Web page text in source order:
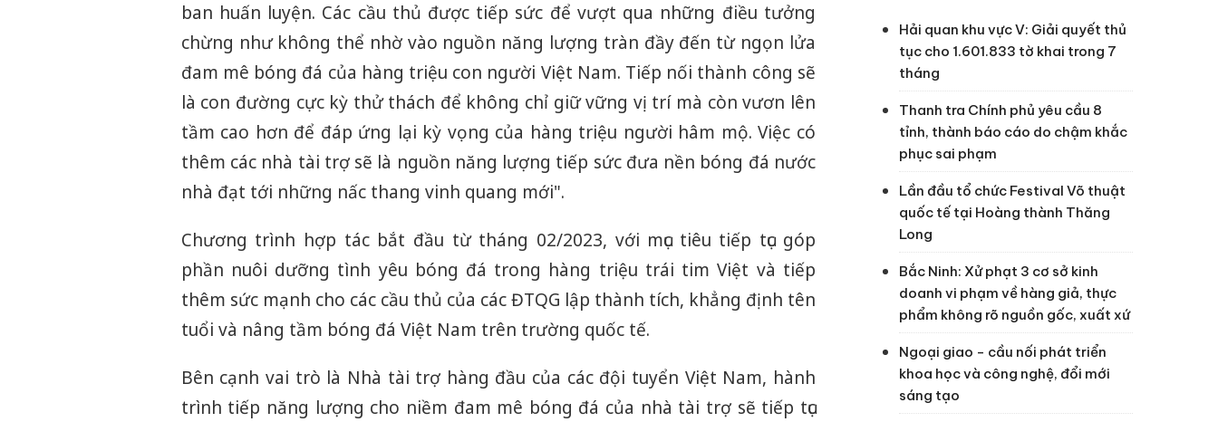
ban huấn luyện. Các cầu thủ được tiếp sức để vượt qua những điều tưởng
chừng như không thể nhờ vào nguồn năng lượng tràn đầy đến từ ngọn lửa
đam mê bóng đá của hàng triệu con người Việt Nam. Tiếp nối thành công sẽ
là con đường cực kỳ thử thách để không chỉ giữ vững vị trí mà còn vươn lên
tầm cao hơn để đáp ứng lại kỳ vọng của hàng triệu người hâm mộ. Việc có
thêm các nhà tài trợ sẽ là nguồn năng lượng tiếp sức đưa nền bóng đá nước
nhà đạt tới những nấc thang vinh quang mới".
Chương trình hợp tác bắt đầu từ tháng 02/2023, với mục tiêu tiếp tục góp
phần nuôi dưỡng tình yêu bóng đá trong hàng triệu trái tim Việt và tiếp
thêm sức mạnh cho các cầu thủ của các ĐTQG lập thành tích, khẳng định tên
tuổi và nâng tầm bóng đá Việt Nam trên trường quốc tế.
Bên cạnh vai trò là Nhà tài trợ hàng đầu của các đội tuyển Việt Nam, hành
trình tiếp năng lượng cho niềm đam mê bóng đá của nhà tài trợ sẽ tiếp tục
Hải quan khu vực V: Giải quyết thủ
tục cho 1.601.833 tờ khai trong 7
tháng
Thanh tra Chính phủ yêu cầu 8
tỉnh, thành báo cáo do chậm khắc
phục sai phạm
Lần đầu tổ chức Festival Võ thuật
quốc tế tại Hoàng thành Thăng
Long
Bắc Ninh: Xử phạt 3 cơ sở kinh
doanh vi phạm về hàng giả, thực
phẩm không rõ nguồn gốc, xuất xứ
Ngoại giao - cầu nối phát triển
khoa học và công nghệ, đổi mới
sáng tạo